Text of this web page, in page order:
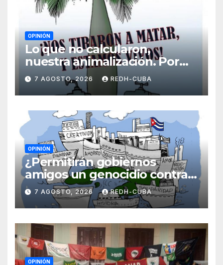
OPINIÓN
Lo que no calcularon,
nuestra animalización. Por
Laidi Fernández de Juan
7 AGOSTO, 2026 REDH-CUBA
OPINIÓN
¿Permitirán gobiernos
amigos un genocidio contra
Cuba? Por Hedelberto López
Blanch
7 AGOSTO, 2026 REDH-CUBA
OPINIÓN